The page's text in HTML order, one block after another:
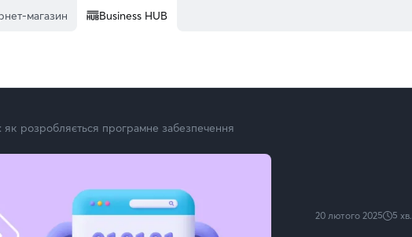
магазин Business HUB
як розробляється програмне забезпечення
20 лютого 2025 5 хв.